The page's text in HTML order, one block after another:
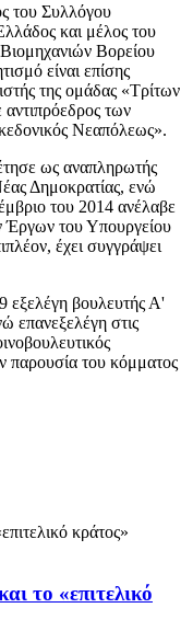
του Συλλόγου
και μέλος του
Βορείου
είναι επίσης
της ομάδας «Τρίτων
αντιπρόεδρος των
Νεαπόλεως».
ως αναπληρωτής
Δημοκρατίας, ενώ
του 2014 ανέλαβε
Έργων του Υπουργείου
έχει συγγράψει
εξελέγη βουλευτής Α'
επανεξελέγη στις
παρουσία του κόμματος
το «επιτελικό